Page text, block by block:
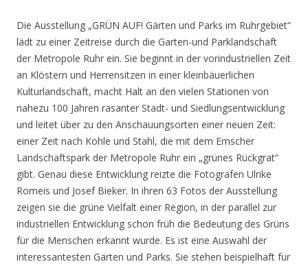
Die Ausstellung „GRÜN AUF! Gärten und Parks im Ruhrgebiet“
lädt zu einer Zeitreise durch die Garten-und Parklandschaft
der Metropole Ruhr ein. Sie beginnt in der vorindustriellen Zeit
an Klöstern und Herrensitzen in einer kleinbäuerlichen
Kulturlandschaft, macht Halt an den vielen Stationen von
nahezu 100 Jahren rasanter Stadt- und Siedlungsentwicklung
und leitet über zu den Anschauungsorten einer neuen Zeit:
einer Zeit nach Kohle und Stahl, die mit dem Emscher
Landschaftspark der Metropole Ruhr ein „grünes Rückgrat“
gibt. Genau diese Entwicklung reizte die Fotografen Ulrike
Romeis und Josef Bieker. In ihren 63 Fotos der Ausstellung
zeigen sie die grüne Vielfalt einer Region, in der parallel zur
industriellen Entwicklung schon früh die Bedeutung des Grüns
für die Menschen erkannt wurde. Es ist eine Auswahl der
interessantesten Gärten und Parks. Sie stehen beispielhaft für